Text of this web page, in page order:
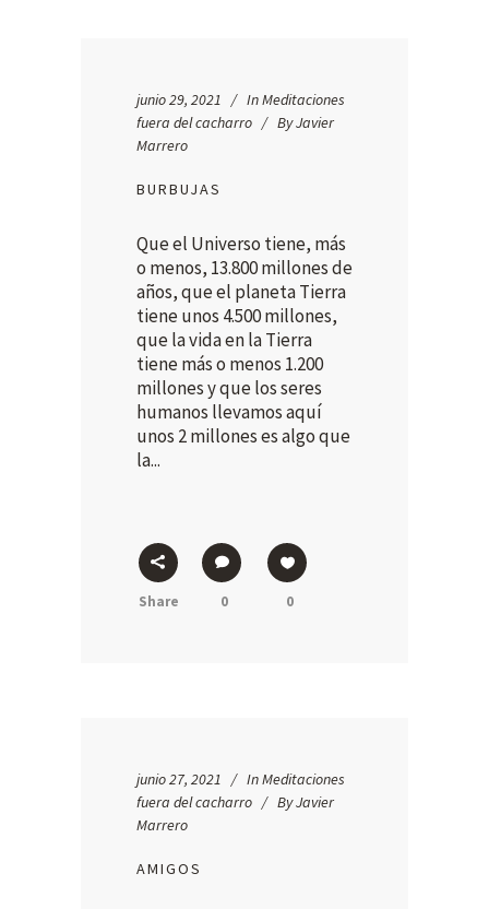
junio 29, 2021 InMeditaciones
fuera del cacharro
ByJavier
Marrero
BURBUJAS
Que el Universo tiene, más
o menos, 13.800 millones de
años, que el planeta Tierra
tiene unos 4.500 millones,
que la vida en la Tierra
tiene más o menos 1.200
millones y que los seres
humanos llevamos aquí
unos 2 millones es algo que
la...
Share 0 0
junio 27, 2021 InMeditaciones
fuera del cacharro
ByJavier
Marrero
AMIGOS